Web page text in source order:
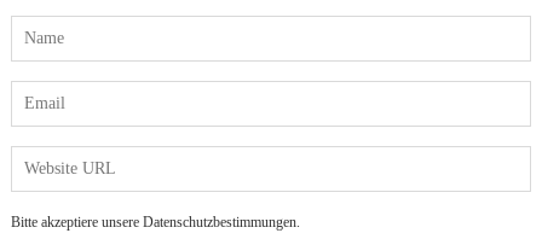
Bitte akzeptiere unsere Datenschutzbestimmungen.